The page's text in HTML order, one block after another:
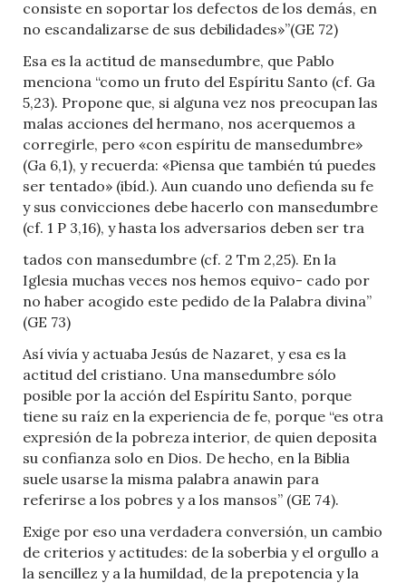
consiste en soportar los defectos de los demás, en
no escandalizarse de sus debilidades»”(GE 72)
Esa es la actitud de mansedumbre, que Pablo
menciona “como un fruto del Espíritu Santo (cf. Ga
5,23). Propone que, si alguna vez nos preocupan las
malas acciones del hermano, nos acerquemos a
corregirle, pero «con espíritu de mansedumbre»
(Ga 6,1), y recuerda: «Piensa que también tú puedes
ser tentado» (ibíd.). Aun cuando uno defienda su fe
y sus convicciones debe hacerlo con mansedumbre
(cf. 1 P 3,16), y hasta los adversarios deben ser tra
tados con mansedumbre (cf. 2 Tm 2,25). En la
Iglesia muchas veces nos hemos equivo- cado por
no haber acogido este pedido de la Palabra divina”
(GE 73)
Así vivía y actuaba Jesús de Nazaret, y esa es la
actitud del cristiano. Una mansedumbre sólo
posible por la acción del Espíritu Santo, porque
tiene su raíz en la experiencia de fe, porque “es otra
expresión de la pobreza interior, de quien deposita
su confianza solo en Dios. De hecho, en la Biblia
suele usarse la misma palabra anawin para
referirse a los pobres y a los mansos” (GE 74).
Exige por eso una verdadera conversión, un cambio
de criterios y actitudes: de la soberbia y el orgullo a
la sencillez y a la humildad, de la prepotencia y la